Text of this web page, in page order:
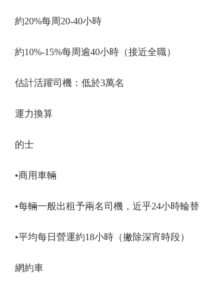
約20%每周20-40小時
約10%-15%每周逾40小時（接近全職）
估計活躍司機：低於3萬名
運力換算
的士
•商用車輛
•每輛一般出租予兩名司機，近乎24小時輪替
•平均每日營運約18小時（撇除深宵時段）
網約車